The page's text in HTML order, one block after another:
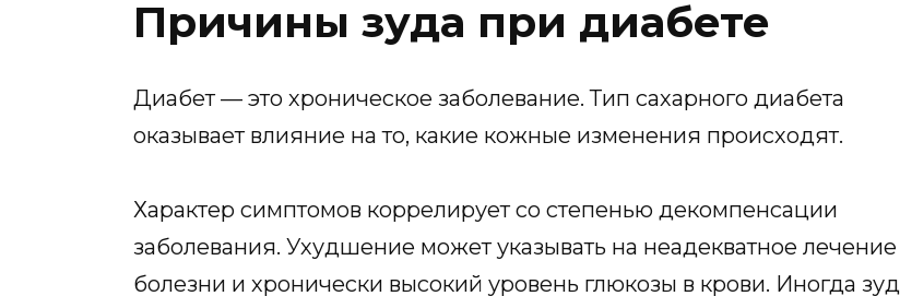
Причины зуда при диабете
Диабет — это хроническое заболевание. Тип сахарного диабета
оказывает влияние на то, какие кожные изменения происходят.
Характер симптомов коррелирует со степенью декомпенсации
заболевания. Ухудшение может указывать на неадекватное лечение
болезни и хронически высокий уровень глюкозы в крови. Иногда зуд